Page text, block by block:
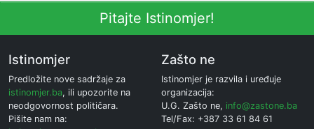
Pitajte Istinomjer!
Istinomjer
Predložite nove sadržaje za
istinomjer.ba, ili upozorite na
neodgovornost političara.
Pišite nam na:
Zašto ne
Istinomjer je razvila i uređuje
organizacija:
U.G. Zašto ne, info@zastone.ba
Tel/Fax: +387 33 61 84 61